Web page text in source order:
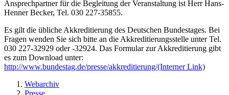
Ansprechpartner für die Begleitung der Veranstaltung ist Herr Hans-
Henner Becker, Tel. 030 227-35855.
Es gilt die übliche Akkreditierung des Deutschen Bundestages. Bei
Fragen wenden Sie sich bitte an die Akkreditierungsstelle unter Tel.
030 227-32929 oder -32924. Das Formular zur Akkreditierung gibt
es zum Download unter:
http://www.bundestag.de/presse/akkreditierung/(Interner Link)
Webarchiv
Presse